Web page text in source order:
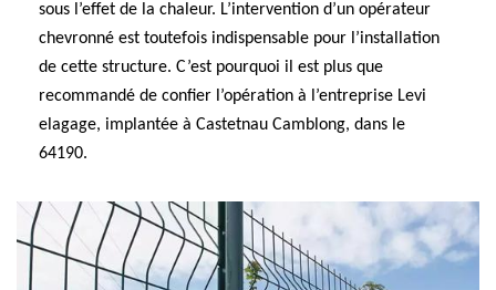
sous l’effet de la chaleur. L’intervention d’un opérateur
chevronné est toutefois indispensable pour l’installation
de cette structure. C’est pourquoi il est plus que
recommandé de confier l’opération à l’entreprise Levi
elagage, implantée à Castetnau Camblong, dans le
64190.